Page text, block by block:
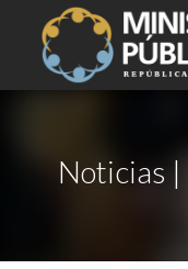
Noticias